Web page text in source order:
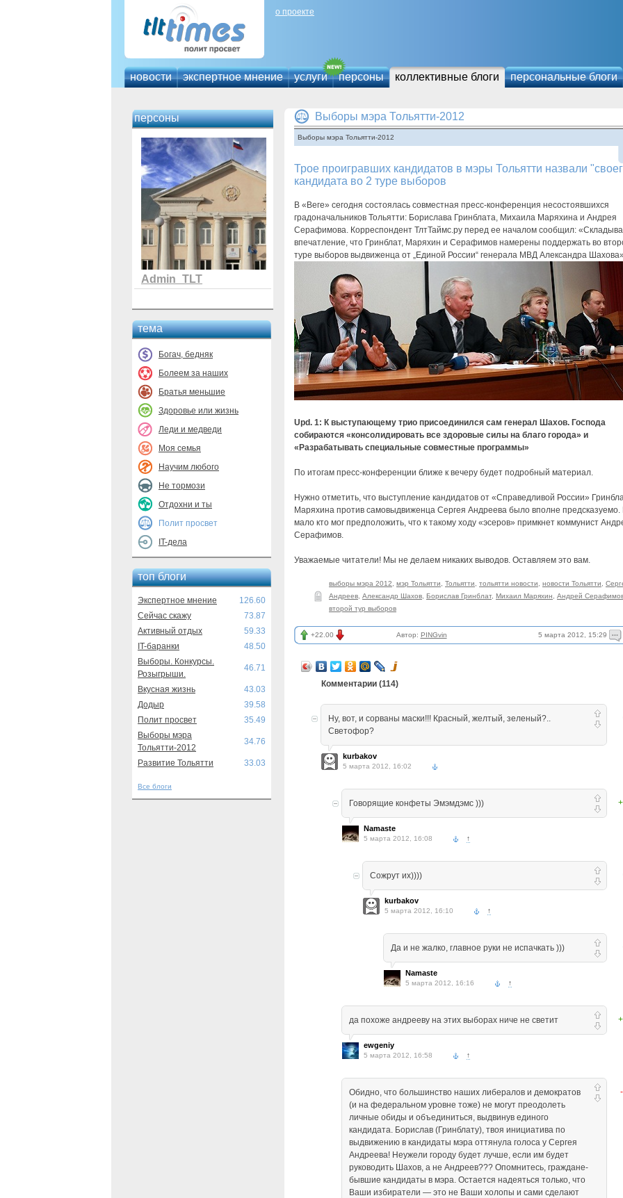
о проекте
новости экспертное мнение услуги персоны коллективные блоги персональные блоги
персоны
Admin_TLT
тема
Богач, бедняк
Болеем за наших
Братья меньшие
Здоровье или жизнь
Леди и медведи
Моя семья
Научим любого
Не тормози
Отдохни и ты
Полит просвет
IT-дела
топ блоги
Экспертное мнение
126.60
Сейчас скажу
73.87
Активный отдых
59.33
IT-баранки
48.50
Выборы. Конкурсы.
Розыгрыши.
46.71
Вкусная жизнь
43.03
Додыр
39.58
Полит просвет
35.49
Выборы мэра
Тольятти-2012
34.76
Развитие Тольятти 33.03
Все блоги
Выборы мэра Тольятти-2012
Выборы мэра Тольятти-2012
Трое проигравших кандидатов в мэры Тольятти назвали
кандидата во 2 туре выборов
В «Веге» сегодня состоялась совместная пресс-конференция несостоявшихся
градоначальников Тольятти: Борислава Гринблата, Михаила Маряхина и Андрея
Серафимова. Корреспондент ТлтТаймс.ру перед ее началом сообщил:
впечатление, что Гринблат, Маряхин и Серафимов намерены поддержать во
туре выборов выдвиженца от „Единой России“ генерала МВД Александра
Upd. 1: К выступающему трио присоединился сам генерал Шахов. Господа
собираются «консолидировать все здоровые силы на благо города» и
«Разрабатывать специальные совместные программы»
По итогам пресс-конференции ближе к вечеру будет подробный материал.
Нужно отметить, что выступление кандидатов от «Справедливой России»
Маряхина против самовыдвиженца Сергея Андреева было вполне предсказуемо.
мало кто мог предположить, что к такому ходу «эсеров» примкнет коммунист
Серафимов.
Уважаемые читатели! Мы не делаем никаких выводов. Оставляем это вам.
выборы мэра 2012 мэр Тольятти Тольятти тольятти новости новости Тольятти
Андреев Александр Шахов Борислав Гринблат, Михаил Маряхин Андрей
второй тур выборов
+22.00 Автор: PINGvin 5 марта 2012, 15:29
Комментарии (114)
Ну, вот, и сорваны маски!!! Красный, желтый, зеленый?..
Светофор?
kurbakov
5 марта 2012, 16:02
Говорящие конфеты Эмэмдэмс )))
Namaste
5 марта 2012, 16:08 ↑
Сожрут их))))
kurbakov
5 марта 2012, 16:10 ↑
Да и не жалко, главное руки не испачкать )))
Namaste
5 марта 2012, 16:16 ↑
да похоже андрееву на этих выборах ниче не светит
ewgeniy
5 марта 2012, 16:58 ↑
Обидно, что большинство наших либералов и демократов
(и на федеральном уровне тоже) не могут преодолеть
личные обиды и объединиться, выдвинув единого
кандидата. Борислав (Гринблату), твоя инициатива по
выдвижению в кандидаты мэра оттянула голоса у Сергея
Андреева! Неужели городу будет лучше, если им будет
руководить Шахов, а не Андреев??? Опомнитесь, граждане-
бывшие кандидаты в мэра. Остается надеяться только, что
Ваши избиратели — это не Ваши холопы и сами сделают